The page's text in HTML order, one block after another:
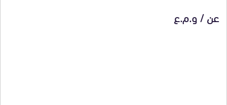
عن / و.م.ع